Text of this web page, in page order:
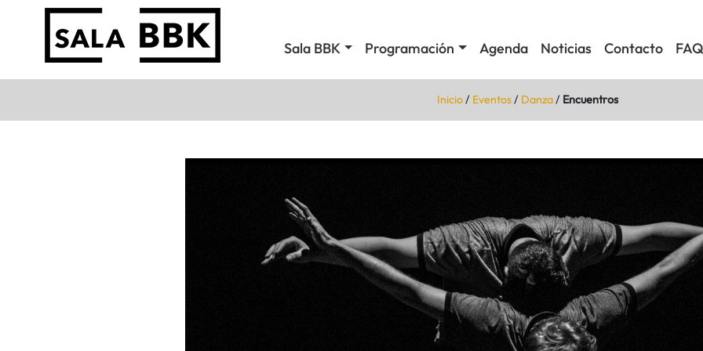
Sala BBK Programación Agenda Noticias Contacto
Inicio/ Eventos/ Danza/ Encuentros